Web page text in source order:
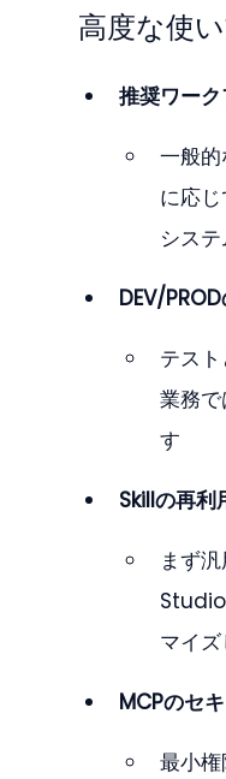
高度な使
推奨ワー
一般
に応
シス
DEV/
テス
業務
す
Skillの再利
まず
Studio
マイ
MCPのセ
最小